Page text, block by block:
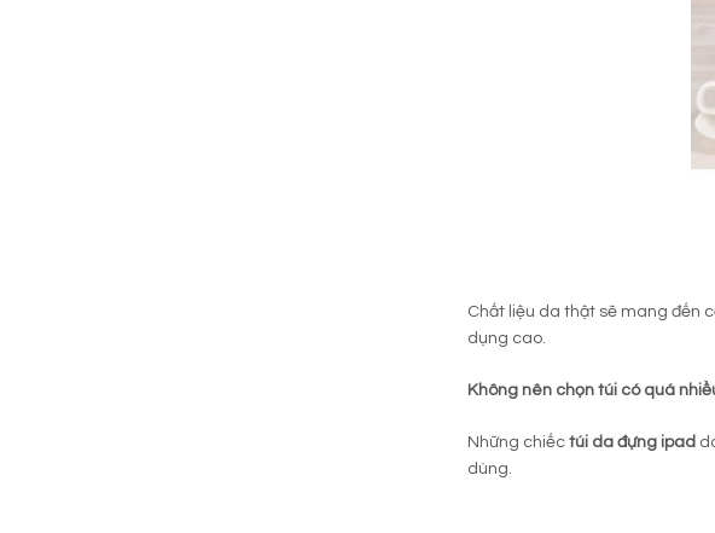
Chất liệu da thật sẽ mang đến
dụng cao.
Không nên chọn túi có quá
Những chiếc túi da đựng ipad
dùng.